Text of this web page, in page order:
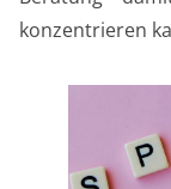
konzentrieren